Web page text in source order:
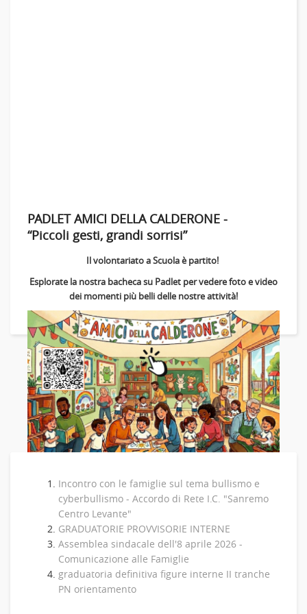
PADLET AMICI DELLA CALDERONE -
“Piccoli gesti, grandi sorrisi”
Il volontariato a Scuola è partito!
Esplorate la nostra bacheca su Padlet per vedere foto e video
dei momenti più belli delle nostre attività!
Incontro con le famiglie sul tema bullismo e
cyberbullismo - Accordo di Rete I.C. "Sanremo
Centro Levante"
GRADUATORIE PROVVISORIE INTERNE
Assemblea sindacale dell'8 aprile 2026 -
Comunicazione alle Famiglie
graduatoria definitiva figure interne II tranche
PN orientamento